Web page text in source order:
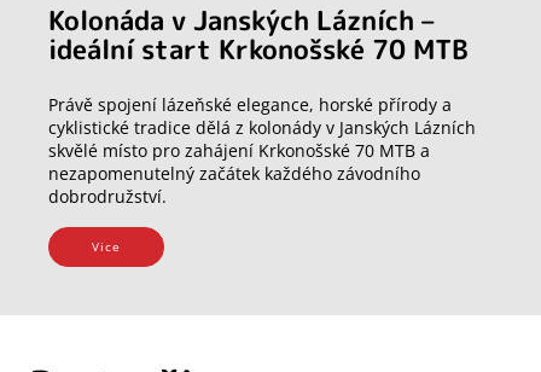
Kolonáda v Janských Lázních –
ideální start Krkonošské 70 MTB
Právě spojení lázeňské elegance, horské přírody a
cyklistické tradice dělá z kolonády v Janských Lázních
skvělé místo pro zahájení Krkonošské 70 MTB a
nezapomenutelný začátek každého závodního
dobrodružství.
Vice